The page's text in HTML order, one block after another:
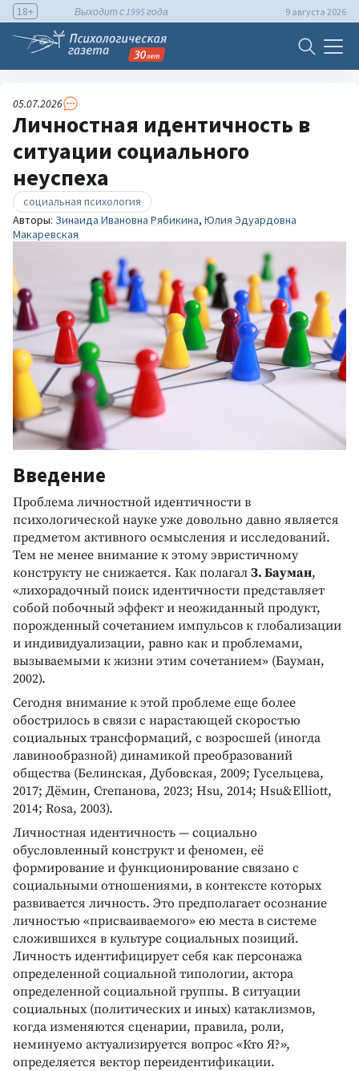
18+ Выходит с 1995 года 9 августа 2026
05.07.2026
Личностная идентичность в
ситуации социального
неуспеха
социальная психология
Авторы: Зинаида Ивановна Рябикина, Юлия Эдуардовна
Макаревская
Введение
Проблема личностной идентичности в
психологической науке уже довольно давно является
предметом активного осмысления и исследований.
Тем не менее внимание к этому эвристичному
конструкту не снижается. Как полагал З. Бауман,
«лихорадочный поиск идентичности представляет
собой побочный эффект и неожиданный продукт,
порожденный сочетанием импульсов к глобализации
и индивидуализации, равно как и проблемами,
вызываемыми к жизни этим сочетанием» (Бауман,
2002).
Сегодня внимание к этой проблеме еще более
обострилось в связи с нарастающей скоростью
социальных трансформаций, с возросшей (иногда
лавинообразной) динамикой преобразований
общества (Белинская, Дубовская, 2009; Гусельцева,
2017; Дёмин, Степанова, 2023; Hsu, 2014; Hsu&Elliott,
2014; Rosa, 2003).
Личностная идентичность — социально
обусловленный конструкт и феномен, её
формирование и функционирование связано с
социальными отношениями, в контексте которых
развивается личность. Это предполагает осознание
личностью «присваиваемого» ею места в системе
сложившихся в культуре социальных позиций.
Личность идентифицирует себя как персонажа
определенной социальной типологии, актора
определенной социальной группы. В ситуации
социальных (политических и иных) катаклизмов,
когда изменяются сценарии, правила, роли,
неминуемо актуализируется вопрос «Кто Я?»,
определяется вектор переидентификации.